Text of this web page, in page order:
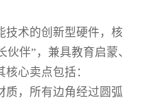
技术的创新型硬件，核
伙伴”，兼具教育启蒙、
心卖点包括：
质，所有边角经过圆弧